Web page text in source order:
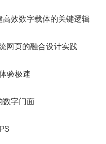
效数字载体的关键逻辑
网页的融合设计实践
验极速
数字门面